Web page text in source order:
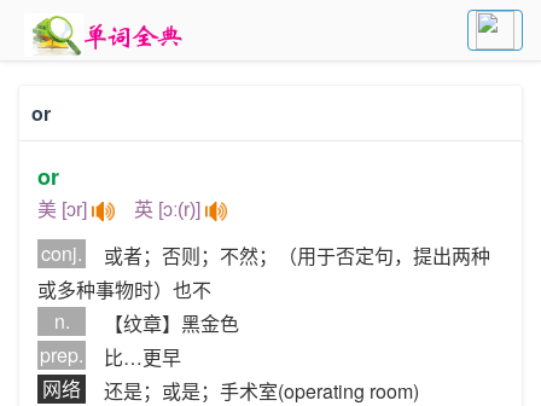
or
or
美 [ɔr] 英 [ɔː(r)]
conj.
或者；否则；不然；（用于否定句，提出两种
或多种事物时）也不
n.
【纹章】黑金色
prep.
比…更早
网络
还是；或是；手术室(operating room)